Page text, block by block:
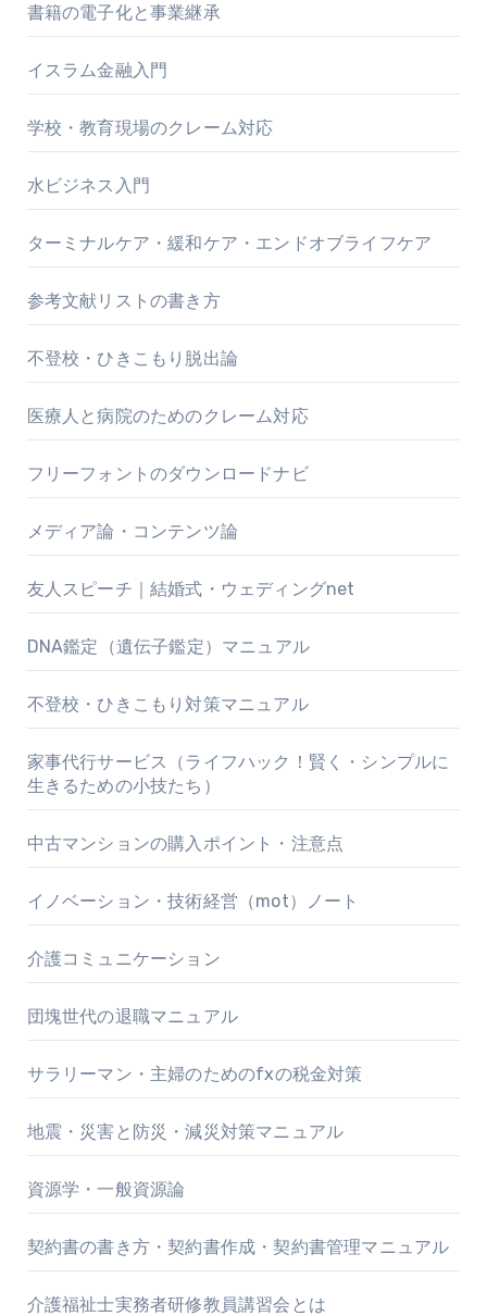
書籍の電子化と事業継承
イスラム金融入門
学校・教育現場のクレーム対応
水ビジネス入門
ターミナルケア・緩和ケア・エンドオブライフケア
参考文献リストの書き方
不登校・ひきこもり脱出論
医療人と病院のためのクレーム対応
フリーフォントのダウンロードナビ
メディア論・コンテンツ論
友人スピーチ｜結婚式・ウェディングnet
DNA鑑定（遺伝子鑑定）マニュアル
不登校・ひきこもり対策マニュアル
家事代行サービス（ライフハック！賢く・シンプルに
生きるための小技たち）
中古マンションの購入ポイント・注意点
イノベーション・技術経営（mot）ノート
介護コミュニケーション
団塊世代の退職マニュアル
サラリーマン・主婦のためのfxの税金対策
地震・災害と防災・減災対策マニュアル
資源学・一般資源論
契約書の書き方・契約書作成・契約書管理マニュアル
介護福祉士実務者研修教員講習会とは